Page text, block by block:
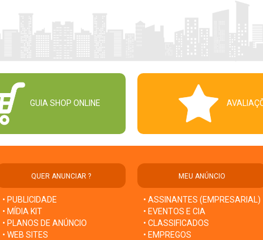
GUIA SHOP ONLINE
QUER ANUNCIAR ?
• PUBLICIDADE
• MÍDIA KIT
• PLANOS DE ANÚNCIO
• WEB SITES
MEU ANÚNCIO
• ASSINANTES (EMPRESARIAL)
• EVENTOS E CIA
• CLASSIFICADOS
• EMPREGOS